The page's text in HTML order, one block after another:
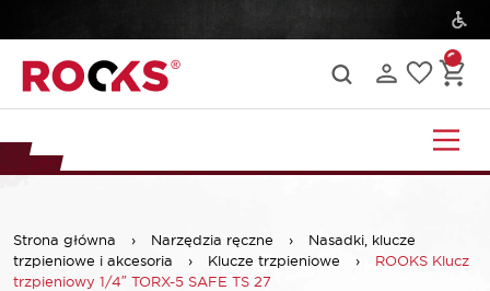
Strona główna › Narzędzia ręczne ›
Nasadki, klucze
trzpieniowe i akcesoria
› Klucze trzpieniowe ›
ROOKS Klucz
trzpieniowy 1/4″ TORX-5 SAFE TS 27